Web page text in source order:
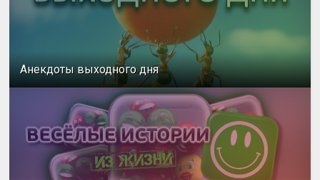
Анекдоты выходного дня